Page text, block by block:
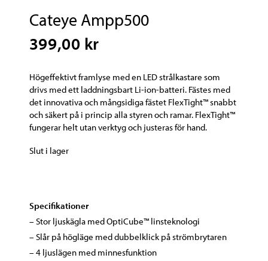
Cateye Ampp500
399,00 kr
Högeffektivt framlyse med en LED strålkastare som
drivs med ett laddningsbart Li-ion-batteri. Fästes med
det innovativa och mångsidiga fästet FlexTight™ snabbt
och säkert på i princip alla styren och ramar. FlexTight™
fungerar helt utan verktyg och justeras för hand.
Slut i lager
Specifikationer
– Stor ljuskägla med OptiCube™ linsteknologi
– Slår på högläge med dubbelklick på strömbrytaren
– 4 ljuslägen med minnesfunktion